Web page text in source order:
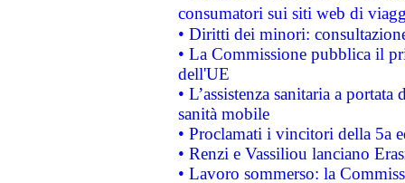
consumatori sui siti web di
• Diritti dei minori:
• La Commissione pubblica il
dell'UE
• L’assistenza sanitaria a
sanità mobile
• Proclamati i vincitori della 5a
• Renzi e Vassiliou lanciano
• Lavoro sommerso: la